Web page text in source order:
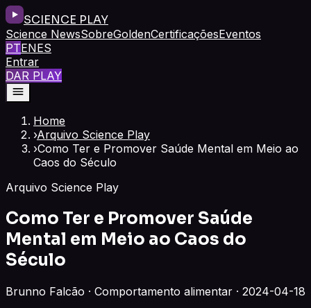
SCIENCE PLAY
Science NewsSobreGoldenCertificaçõesEventos
PTENES
Entrar
DAR PLAY
Home
›Arquivo Science Play
›Como Ter e Promover Saúde Mental em Meio ao
Caos do Século
Arquivo Science Play
Como Ter e Promover Saúde
Mental em Meio ao Caos do
Século
Brunno Falcão · Comportamento alimentar · 2024-04-18